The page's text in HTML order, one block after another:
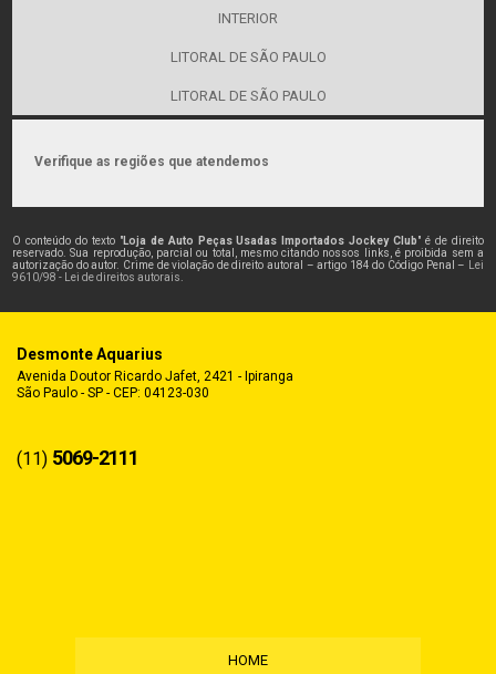
INTERIOR
LITORAL DE SÃO PAULO
LITORAL DE SÃO PAULO
Verifique as regiões que atendemos
O conteúdo do texto "Loja de Auto Peças Usadas Importados Jockey Club" é de direito
reservado. Sua reprodução, parcial ou total, mesmo citando nossos links, é proibida sem a
autorização do autor. Crime de violação de direito autoral – artigo 184 do Código Penal –
Lei
9610/98 - Lei de direitos autorais
Desmonte Aquarius
Avenida Doutor Ricardo Jafet, 2421 - Ipiranga
São Paulo - SP - CEP: 04123-030
(11) 5069-2111
HOME